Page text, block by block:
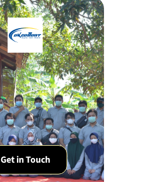
Get in Touch